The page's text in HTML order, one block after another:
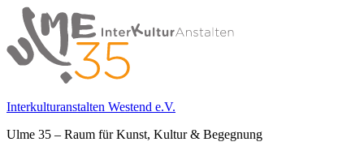
Springe
zum
Inhalt
Interkulturanstalten Westend e.V.
Ulme 35 – Raum für Kunst, Kultur & Begegnung